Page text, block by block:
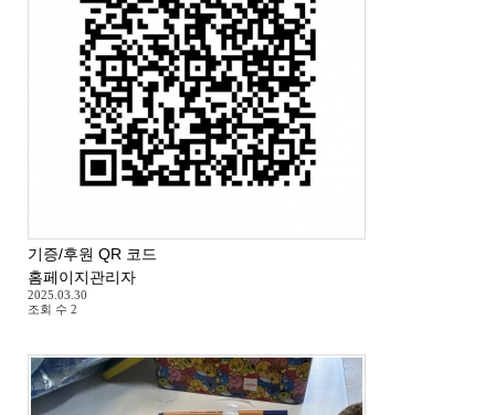
기증/후원 QR 코드
홈페이지관리자
2025.03.30
조회 수 2